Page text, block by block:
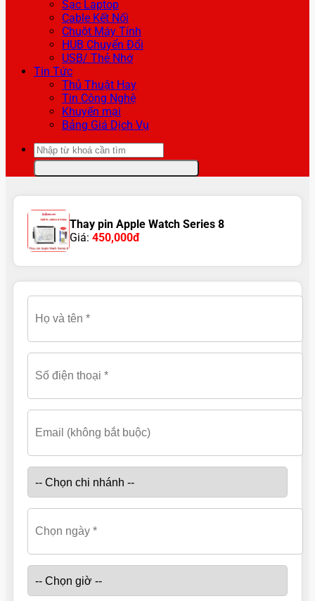
Sạc Laptop
Cable Kết Nối
Chuột Máy Tính
HUB Chuyển Đổi
USB/ Thẻ Nhớ
Tin Tức
Thủ Thuật Hay
Tin Công Nghệ
Khuyến mại
Bảng Giá Dịch Vụ
Tìm
kiếm:
Thay pin Apple Watch Series 8
Giá: 450,000đ